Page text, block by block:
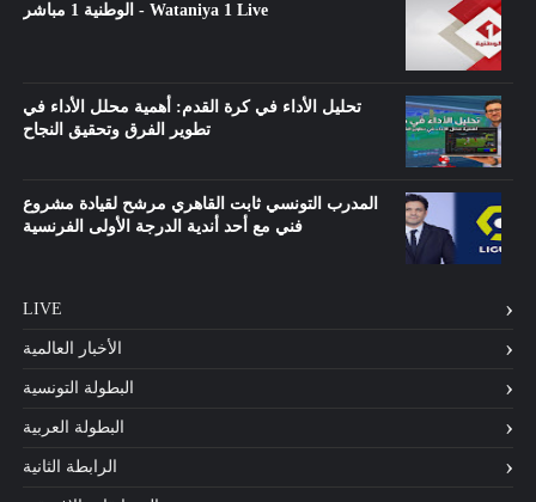
الوطنية 1 مباشر - Wataniya 1 Live
تحليل الأداء في كرة القدم: أهمية محلل الأداء في
تطوير الفرق وتحقيق النجاح
المدرب التونسي ثابت القاهري مرشح لقيادة مشروع
فني مع أحد أندية الدرجة الأولى الفرنسية
LIVE
الأخبار العالمية
البطولة التونسية
البطولة العربية
الرابطة الثانية